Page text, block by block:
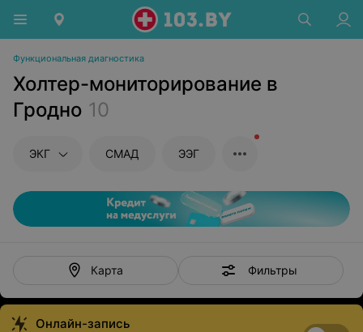
Функциональная диагностика
Холтер-мониторирование в
Гродно 10
ЭКГ СМАД ЭЭГ
Карта Фильтры
Онлайн-запись